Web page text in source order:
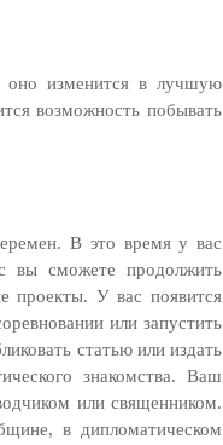
оно изменится в лучшую
возможность побывать
В это время у вас
вы сможете продолжить
проекты. У вас появится
или запустить
статью или издать
знакомства. Ваш
или священником.
в дипломатическом